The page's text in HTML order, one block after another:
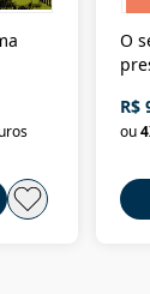
O
R$
ou4